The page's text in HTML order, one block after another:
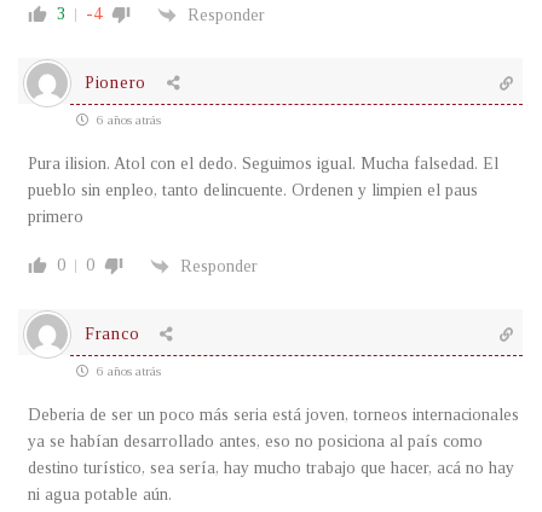
3 -4 Responder
Pionero
6 años atrás
Pura ilision. Atol con el dedo. Seguimos igual. Mucha falsedad. El
pueblo sin enpleo, tanto delincuente. Ordenen y limpien el paus
primero
0 0 Responder
Franco
6 años atrás
Deberia de ser un poco más seria está joven, torneos internacionales
ya se habían desarrollado antes, eso no posiciona al país como
destino turístico, sea sería, hay mucho trabajo que hacer, acá no hay
ni agua potable aún.